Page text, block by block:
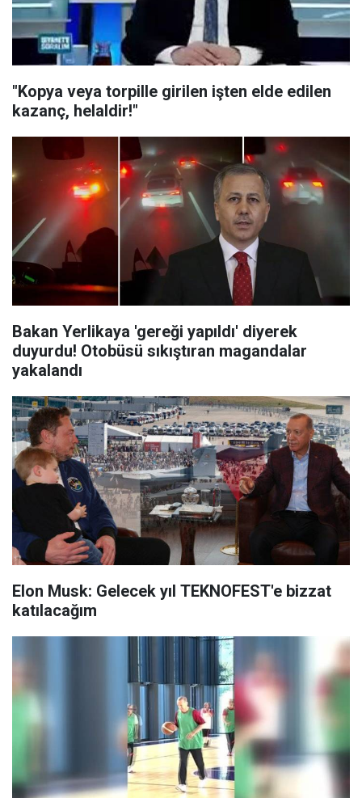
"Kopya veya torpille girilen işten elde edilen
kazanç, helaldir!"
Bakan Yerlikaya 'gereği yapıldı' diyerek
duyurdu! Otobüsü sıkıştıran magandalar
yakalandı
Elon Musk: Gelecek yıl TEKNOFEST'e bizzat
katılacağım